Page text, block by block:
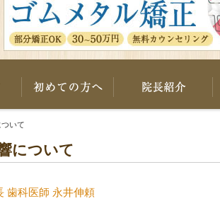
ナガイ歯科について 初めての方へ
いて
について
歯科医師 永井伸頼